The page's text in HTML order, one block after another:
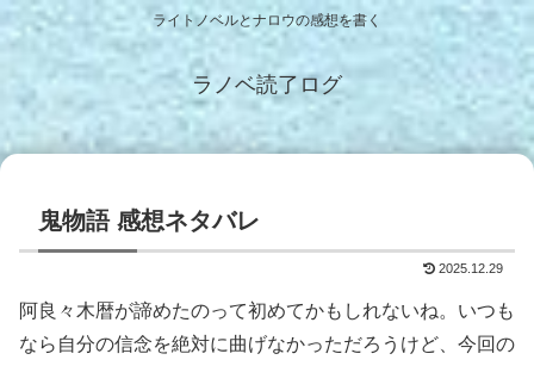
ライトノベルとナロウの感想を書く
ラノベ読了ログ
鬼物語 感想ネタバレ
2025.12.29
阿良々木暦が諦めたのって初めてかもしれないね。いつも
なら自分の信念を絶対に曲げなかっただろうけど、今回の